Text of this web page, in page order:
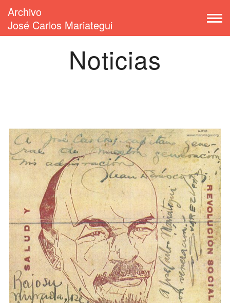
Archivo
José Carlos Mariategui
Noticias